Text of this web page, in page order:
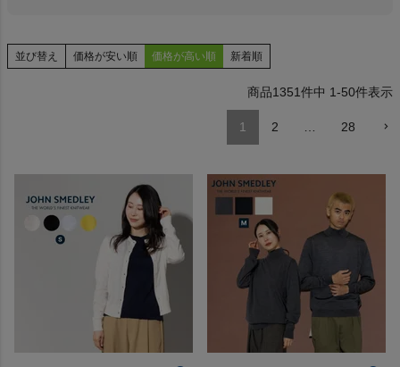
レディースカジュアルウェア
もっと見る
並び替え 価格が安い順 価格が高い順 新着順
1351件中 1-50件表示
1 2 … 28